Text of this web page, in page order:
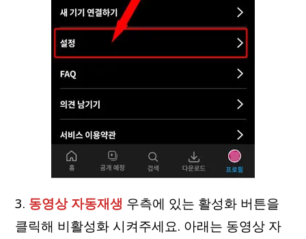
3. 동영상 자동재생 우측에 있는 활성화 버튼을
클릭해 비활성화 시켜주세요. 아래는 동영상 자